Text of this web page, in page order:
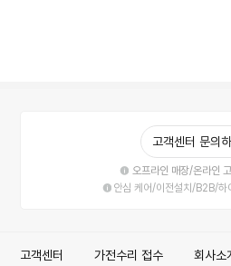
고객센터 문의
오프라인 매장/온라인
안심 케어/이전설치/B2B/하
고객센터 가전수리 접수 회사소